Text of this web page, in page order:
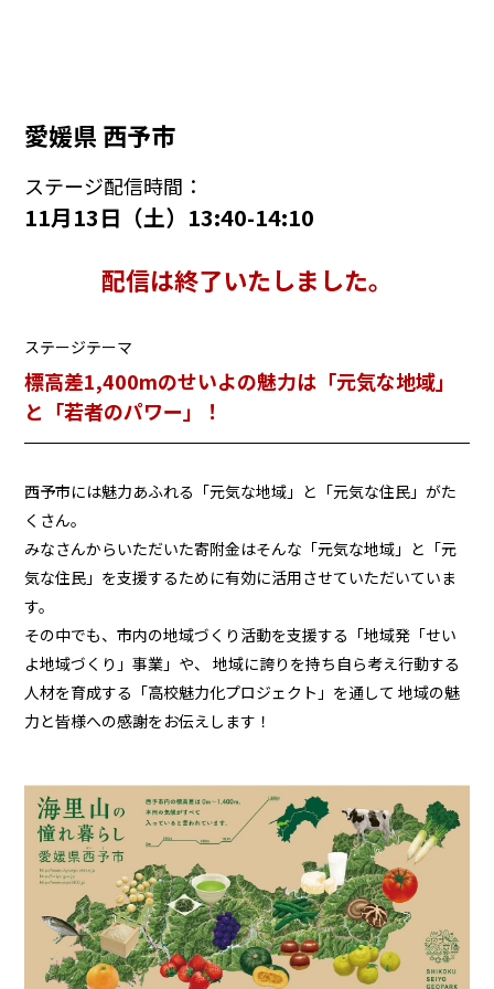
愛媛県 西予市
ステージ配信時間：
11月13日（土）13:40-14:10
配信は終了いたしました。
ステージテーマ
標高差1,400mのせいよの魅力は「元気な地域」
と「若者のパワー」！
西予市には魅力あふれる「元気な地域」と「元気な住民」がた
くさん。
みなさんからいただいた寄附金はそんな「元気な地域」と「元
気な住民」を支援するために有効に活用させていただいていま
す。
その中でも、市内の地域づくり活動を支援する「地域発「せい
よ地域づくり」事業」や、 地域に誇りを持ち自ら考え行動する
人材を育成する「高校魅力化プロジェクト」を通して 地域の魅
力と皆様への感謝をお伝えします！